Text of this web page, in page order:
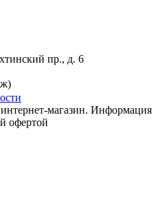
пр., д. 6
магазин. Информация
офертой